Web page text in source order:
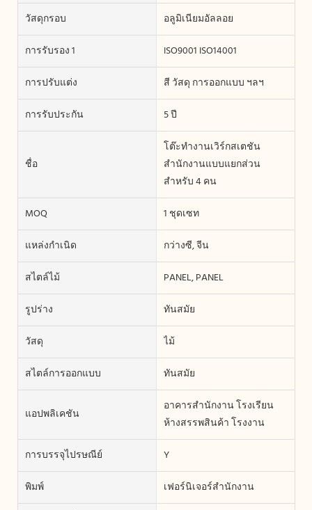
วัสดุกรอบ
อลูมิเนียมอัลลอย
การรับรอง 1
ISO9001 ISO14001
การปรับแต่ง
สี วัสดุ การออกแบบ ฯลฯ
การรับประกัน
5 ปี
ชื่อ
โต๊ะทำงานเวิร์กสเตชัน
สำนักงานแบบแยกส่วน
สำหรับ 4 คน
MOQ
1 ชุดเซท
แหล่งกำเนิด
กว่างซี, จีน
สไตล์ไม้
PANEL, PANEL
รูปร่าง
ทันสมัย
วัสดุ
ไม้
สไตล์การออกแบบ
ทันสมัย
แอปพลิเคชัน
อาคารสำนักงาน โรงเรียน
ห้างสรรพสินค้า โรงงาน
การบรรจุไปรษณีย์
Y
พิมพ์
เฟอร์นิเจอร์สำนักงาน